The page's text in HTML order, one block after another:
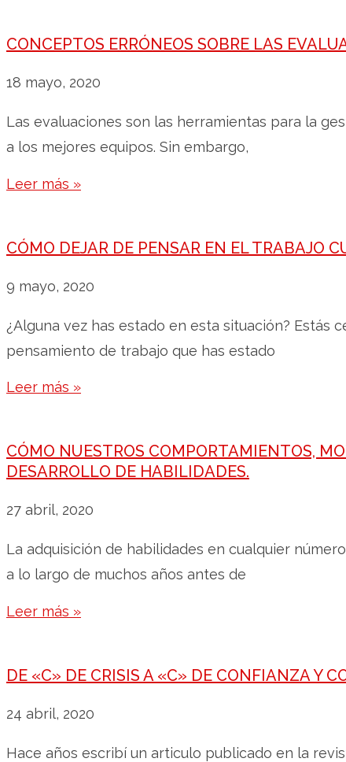
CONCEPTOS ERRÓNEOS SOBRE LAS
18 mayo, 2020
Las evaluaciones son las herramientas para la
a los mejores equipos. Sin embargo,
Leer más »
CÓMO DEJAR DE PENSAR EN EL TRABAJO
9 mayo, 2020
¿Alguna vez has estado en esta situación?
pensamiento de trabajo que has estado
Leer más »
CÓMO NUESTROS COMPORTAMIENTOS,
DESARROLLO DE HABILIDADES.
27 abril, 2020
La adquisición de habilidades en cualquier
a lo largo de muchos años antes de
Leer más »
DE «C» DE CRISIS A «C» DE CONFIANZA Y
24 abril, 2020
Hace años escribí un articulo publicado en la